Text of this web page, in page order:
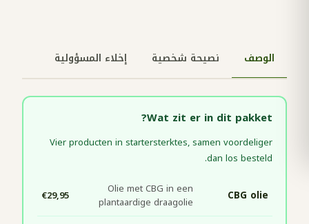
الوصف نصيحة شخصية إخلاء المسؤولية
Wat zit er in dit pakket?
Vier producten in startersterktes, samen voordeliger
dan los besteld.
CBG olie
Olie met CBG in een
plantaardige draagolie
€29,95